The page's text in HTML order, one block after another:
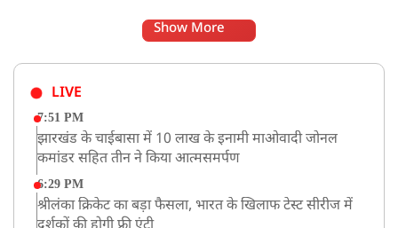
Show More
LIVE
7:51 PM
झारखंड के चाईबासा में 10 लाख के इनामी माओवादी जोनल
कमांडर सहित तीन ने किया आत्मसमर्पण
6:29 PM
श्रीलंका क्रिकेट का बड़ा फैसला, भारत के खिलाफ टेस्ट सीरीज में